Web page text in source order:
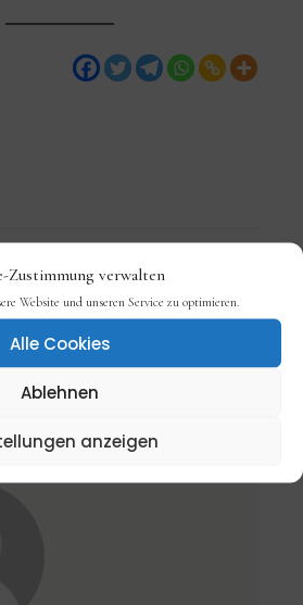
Zustimmung verwalten
Website und unseren Service zu optimieren.
Alle Cookies
Ablehnen
anzeigen